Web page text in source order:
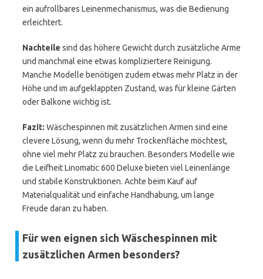
ein aufrollbares Leinenmechanismus, was die Bedienung
erleichtert.
Nachteile sind das höhere Gewicht durch zusätzliche Arme
und manchmal eine etwas kompliziertere Reinigung.
Manche Modelle benötigen zudem etwas mehr Platz in der
Höhe und im aufgeklappten Zustand, was für kleine Gärten
oder Balkone wichtig ist.
Fazit: Wäschespinnen mit zusätzlichen Armen sind eine
clevere Lösung, wenn du mehr Trockenfläche möchtest,
ohne viel mehr Platz zu brauchen. Besonders Modelle wie
die Leifheit Linomatic 600 Deluxe bieten viel Leinenlänge
und stabile Konstruktionen. Achte beim Kauf auf
Materialqualität und einfache Handhabung, um lange
Freude daran zu haben.
Für wen eignen sich Wäschespinnen mit
zusätzlichen Armen besonders?